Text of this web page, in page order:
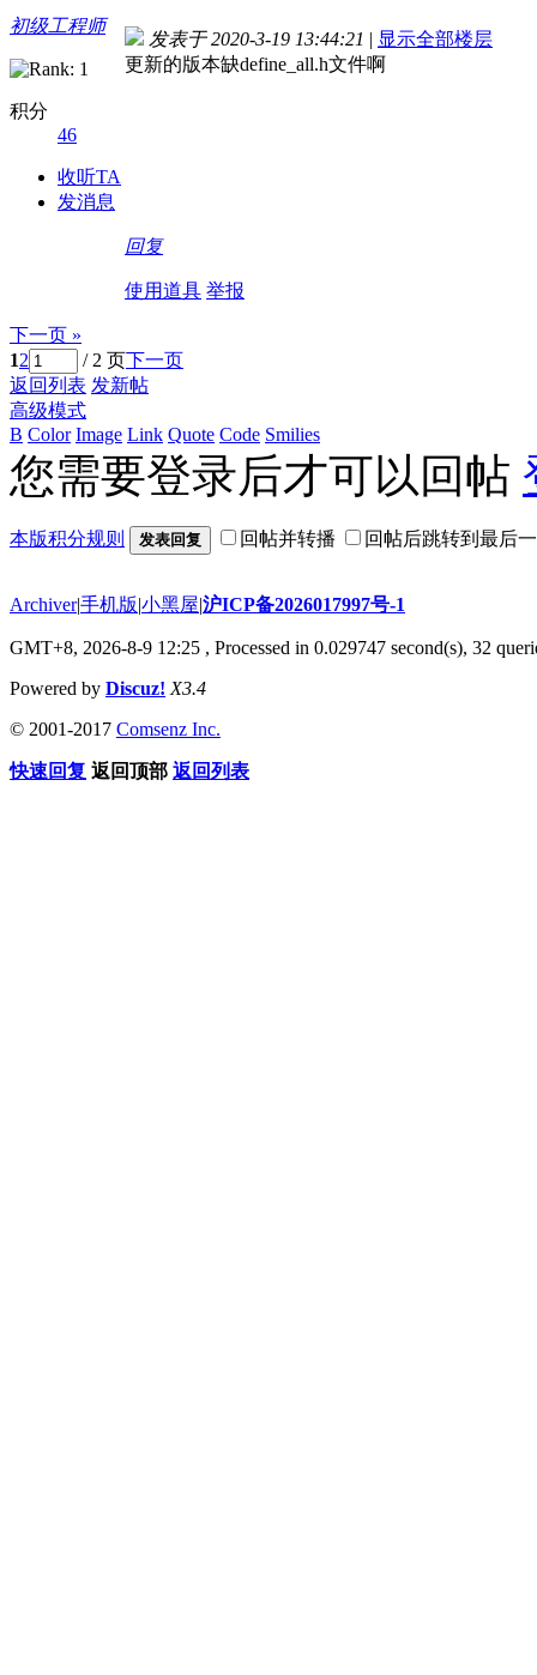
初级工程师
积分
46
收听TA
发消息
发表于 2020-3-19 13:44:21 | 显示全部楼层
更新的版本缺define_all.h文件啊
回复
使用道具 举报
下一页 »
12 / 2 页下一页
返回列表 发新帖
高级模式
B Color Image Link Quote Code Smilies
您需要登录后才可以回帖
本版积分规则 发表回复 回帖并转播 回帖后跳转到最后
Archiver|手机版|小黑屋|沪ICP备2026017997号-1
GMT+8, 2026-8-9 12:25 , Processed in 0.029747 second(s), 32
Powered by Discuz! X3.4
© 2001-2017 Comsenz Inc.
快速回复 返回顶部 返回列表